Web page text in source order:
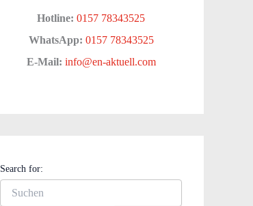
Hotline: 0157 78343525
WhatsApp: 0157 78343525
E-Mail: info@en-aktuell.com
Search for: